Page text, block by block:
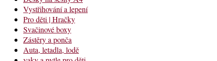
Vystřihování a lepení
Pro děti | Hračky
Svačinové boxy
Zástěry a ponča
Auta, letadla, lodě